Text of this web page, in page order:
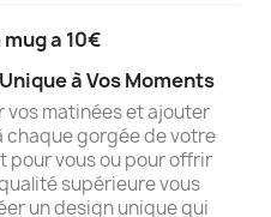
a 10€
à Vos Moments
matinées et ajouter
chaque gorgée de votre
pour vous ou pour offrir
supérieure vous
un design unique qui